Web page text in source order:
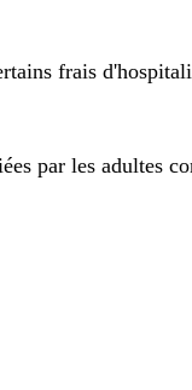
frais
par les adultes